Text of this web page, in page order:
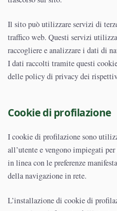
Il sito può utilizzare servizi di
traffico web. Questi servizi
raccogliere e analizzare i dati di
I dati raccolti tramite questi
delle policy di privacy dei
Cookie di profilazione
I cookie di profilazione sono
all’utente e vengono impiegati
in linea con le preferenze
della navigazione in rete.
L’installazione di cookie di